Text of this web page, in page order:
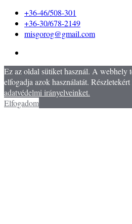
+36-46/508-301
+36-30/678-2149
misgorog@gmail.com
Ez az oldal sütiket használ. A webhely
elfogadja azok használatát.
adatvédelmi irányelveinket.
Elfogadom